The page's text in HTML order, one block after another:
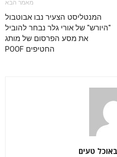
מאמר הבא
המנטליסט הצעיר נבו אבוטבול
"היורש" של אורי גלר נבחר להוביל
את מסע הפרסום של מותג
החטיפים POOF
טעים